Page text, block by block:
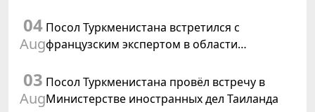
04
Aug
Посол Туркменистана встретился с
французским экспертом в области
03
Aug
Посол Туркменистана провёл встречу в
Министерстве иностранных дел Таиланда